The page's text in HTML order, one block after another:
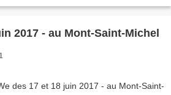
2017 - au Mont-Saint-Michel